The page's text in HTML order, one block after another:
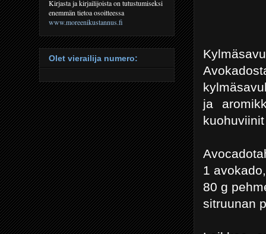
ja
1
80 g
sitruunan
Kirjasta ja kirjailijoista on tutustumiseksi
enemmän tietoa osoitteessa
www.moreenikustannus.fi
Olet vierailija numero: